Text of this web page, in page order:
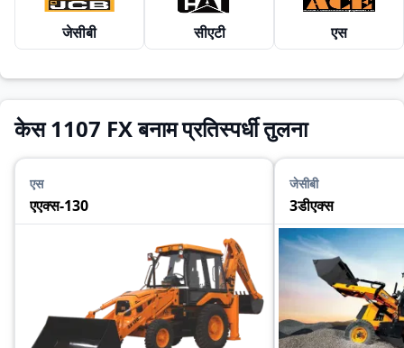
जेसीबी सीएटी एस
केस 1107 FX बनाम प्रतिस्पर्धी तुलना
एस
एएक्स-130
जेसीबी
3डीएक्स